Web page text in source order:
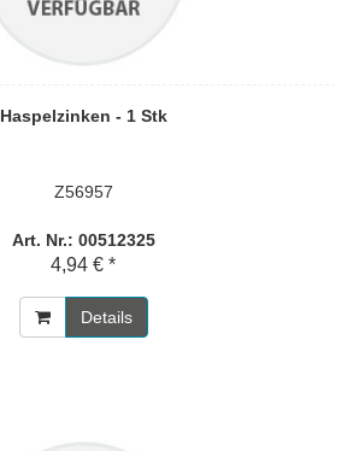
Haspelzinken - 1 Stk
Z56957
Art. Nr.: 00512325
4,94 € *
Details